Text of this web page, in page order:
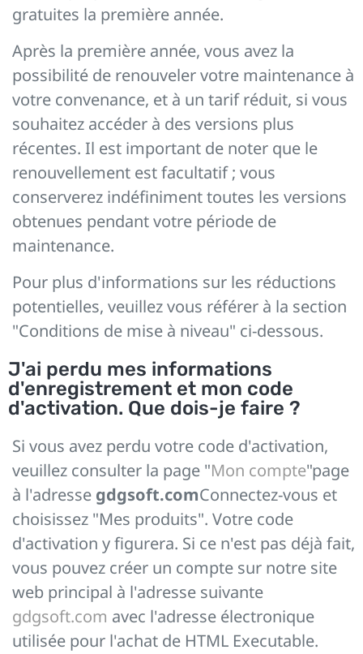
gratuites la première année.
Après la première année, vous avez la
possibilité de renouveler votre maintenance à
votre convenance, et à un tarif réduit, si vous
souhaitez accéder à des versions plus
récentes. Il est important de noter que le
renouvellement est facultatif ; vous
conserverez indéfiniment toutes les versions
obtenues pendant votre période de
maintenance.
Pour plus d'informations sur les réductions
potentielles, veuillez vous référer à la section
"Conditions de mise à niveau" ci-dessous.
J'ai perdu mes informations
d'enregistrement et mon code
d'activation. Que dois-je faire ?
Si vous avez perdu votre code d'activation,
veuillez consulter la page "Mon compte"page
à l'adresse gdgsoft.comConnectez-vous et
choisissez "Mes produits". Votre code
d'activation y figurera. Si ce n'est pas déjà fait,
vous pouvez créer un compte sur notre site
web principal à l'adresse suivante
gdgsoft.com avec l'adresse électronique
utilisée pour l'achat de HTML Executable.